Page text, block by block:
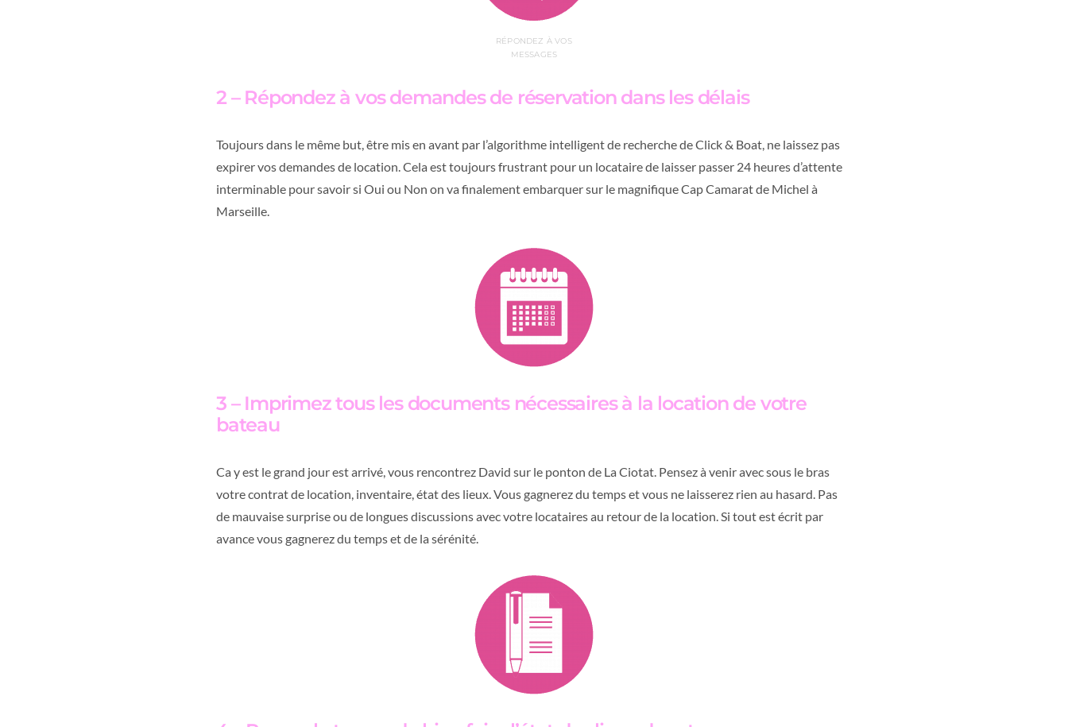
RÉPONDEZ À VOS
MESSAGES
2 – Répondez à vos demandes de réservation dans les délais
Toujours dans le même but, être mis en avant par l’algorithme intelligent de recherche de Click & Boat, ne laissez pas
expirer vos demandes de location. Cela est toujours frustrant pour un locataire de laisser passer 24 heures d’attente
interminable pour savoir si Oui ou Non on va finalement embarquer sur le magnifique Cap Camarat de Michel à
Marseille.
3 – Imprimez tous les documents nécessaires à la location de votre
bateau
Ca y est le grand jour est arrivé, vous rencontrez David sur le ponton de La Ciotat. Pensez à venir avec sous le bras
votre contrat de location, inventaire, état des lieux. Vous gagnerez du temps et vous ne laisserez rien au hasard. Pas
de mauvaise surprise ou de longues discussions avec votre locataires au retour de la location. Si tout est écrit par
avance vous gagnerez du temps et de la sérénité.